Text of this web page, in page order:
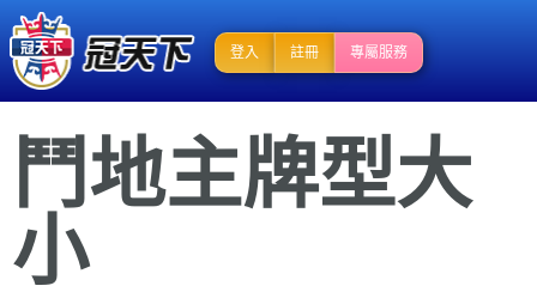
登入 註冊 專屬服務
鬥地主牌型大
小